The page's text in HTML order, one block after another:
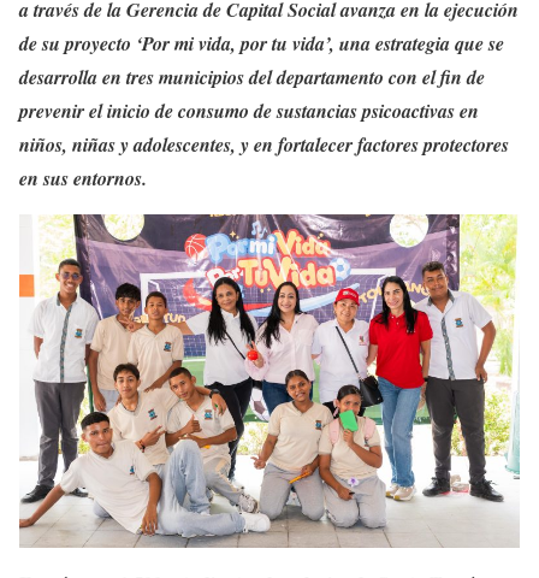
a través de la Gerencia de Capital Social avanza en la ejecución
de su proyecto ‘Por mi vida, por tu vida’, una estrategia que se
desarrolla en tres municipios del departamento con el fin de
prevenir el inicio de consumo de sustancias psicoactivas en
niños, niñas y adolescentes, y en fortalecer factores protectores
en sus entornos.